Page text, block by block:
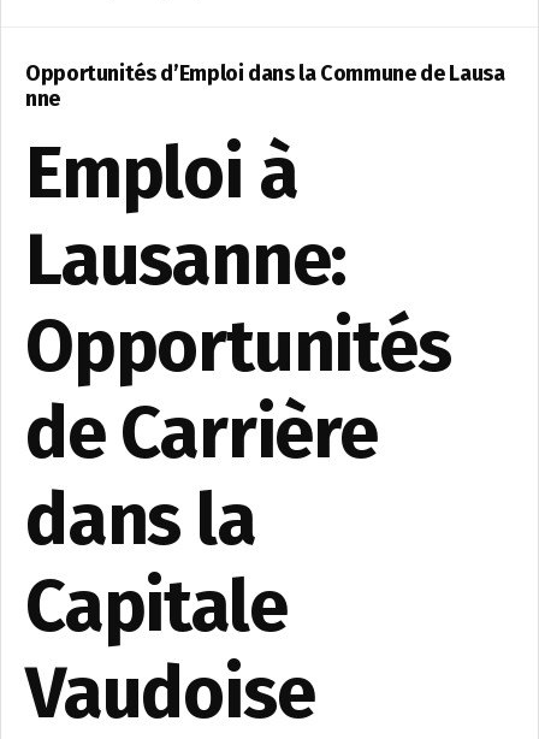
Opportunités d’Emploi dans la Commune de Lausa
nne
Emploi à
Lausanne:
Opportunités
de Carrière
dans la
Capitale
Vaudoise